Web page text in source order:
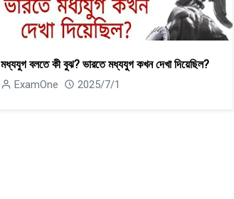
মধ্যযুগ বলতে কী বুঝ? ভারতে মধ্যযুগ কখন দেখা দিয়েছিল?
ExamOne 2025/7/1